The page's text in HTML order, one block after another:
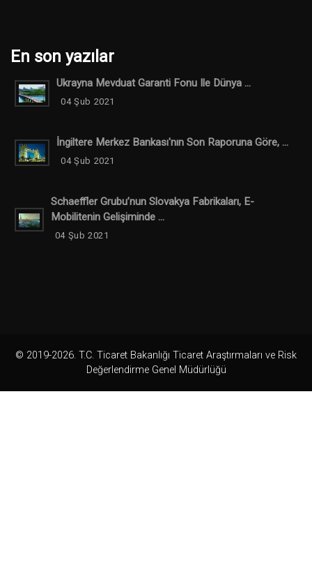
En son yazılar
Ukrayna Mevduat Garanti Fonu Ile Dünya ...
04 Şub 2021
İngiltere Merkez Bankası'nın Son Raporuna Göre, ...
04 Şub 2021
Schaeffler Grubu’nun Slovakya Fabrikaları, E-
Mobilitenin Gelişiminde ...
04 Şub 2021
© 2019-2026. T.C. Ticaret Bakanlığı Ticaret Araştırmaları ve Risk
Değerlendirme Genel Müdürlüğü